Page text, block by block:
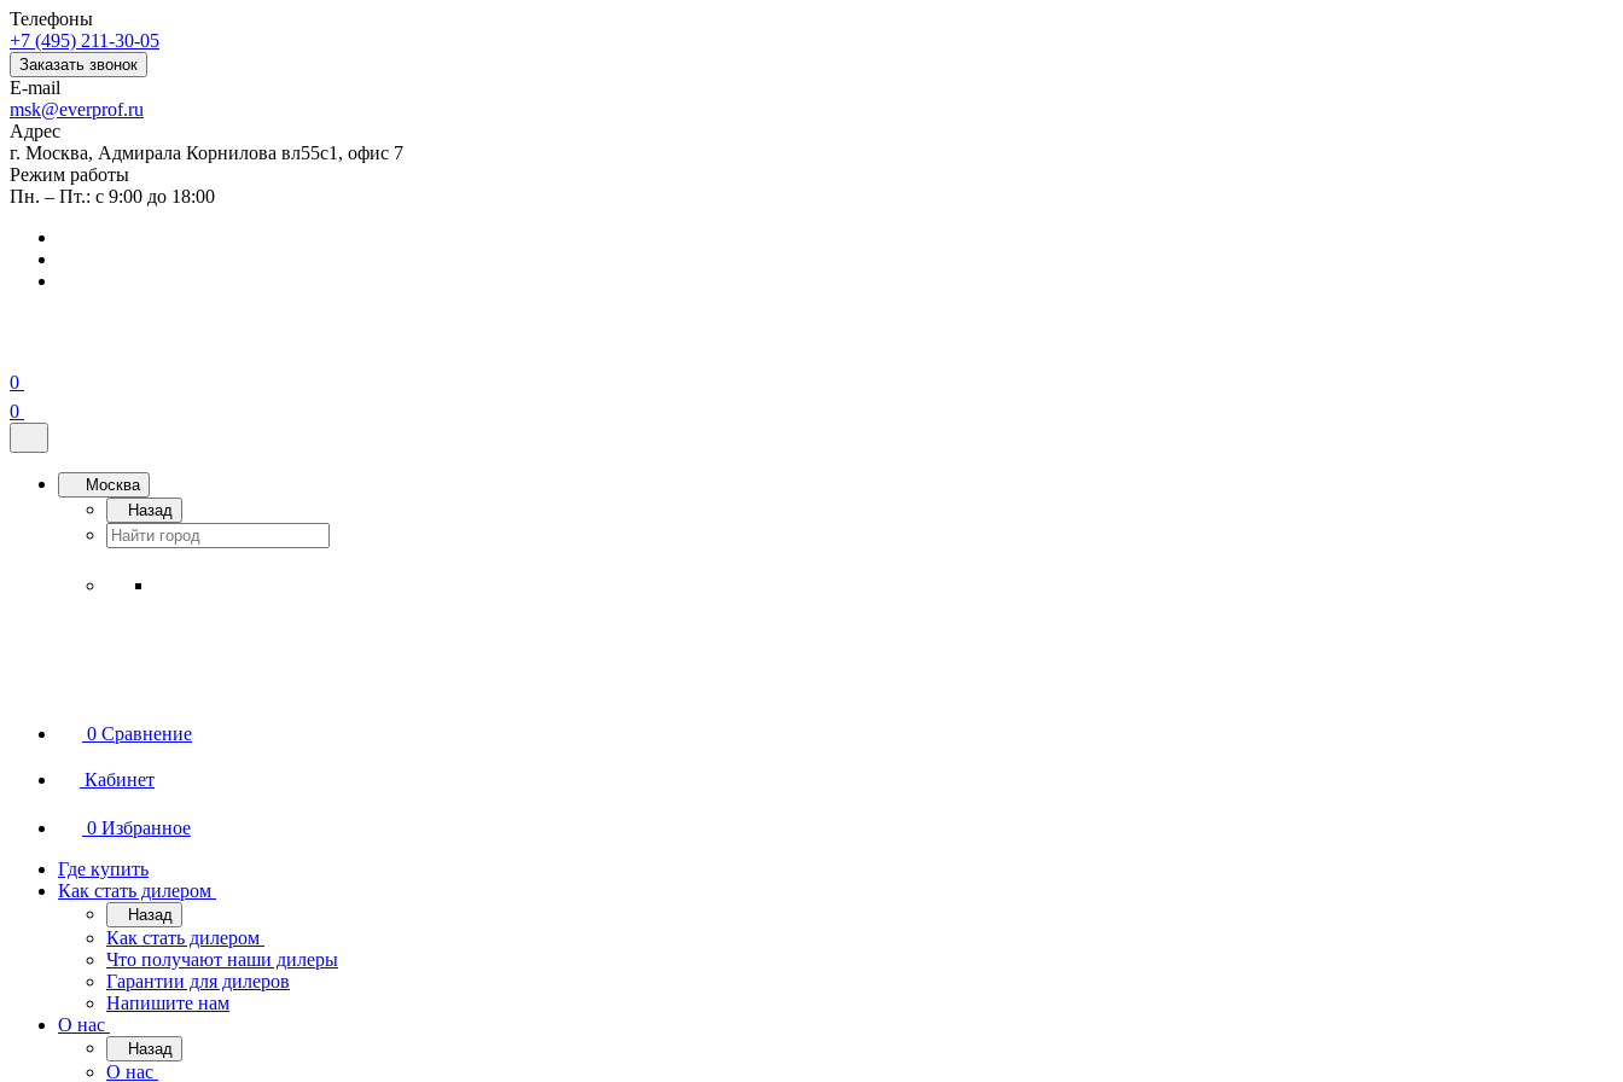
Телефоны
+7 (495) 211-30-05
Заказать звонок
E-mail
msk@everprof.ru
Адрес
г. Москва, Адмирала Корнилова вл55с1, офис 7
Режим работы
Пн. – Пт.: с 9:00 до 18:00
0
0
Москва
Назад
0 Сравнение
Кабинет
0 Избранное
Где купить
Как стать дилером
Назад
Как стать дилером
Что получают наши дилеры
Гарантии для дилеров
Напишите нам
О нас
Назад
О нас